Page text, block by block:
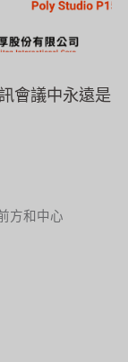
會議中永遠是
方和中心